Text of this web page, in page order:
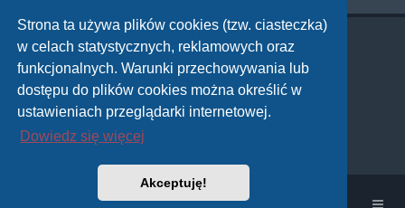
Strona ta używa plików cookies (tzw. ciasteczka)
w celach statystycznych, reklamowych oraz
funkcjonalnych. Warunki przechowywania lub
dostępu do plików cookies można określić w
ustawieniach przeglądarki internetowej.
Dowiedz się więcej
Akceptuję!
Twoje uprawnienia na tym forum
Nie możesztworzyć nowych tematów
Nie możeszodpowiadać w tematach
Nie możesz zmieniać swoich postów
Nie możesz
usuwać swoich postów
Nie możeszdodawać załączników